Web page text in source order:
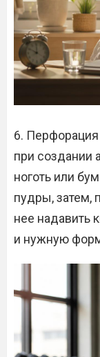
6.
при создании
ноготь или
пудры, затем,
нее надавить
и нужную